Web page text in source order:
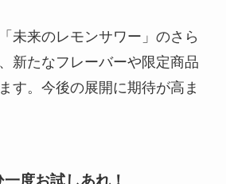
未来のレモンサワー」のさら
新たなフレーバーや限定商品
す。今後の展開に期待が高ま
度お試しあれ！